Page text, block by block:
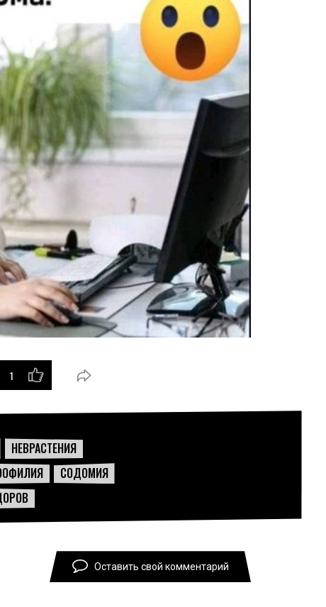
1 +
НЕВРАСТЕНИЯ
СОДОМИЯ
Оставить свой комментарий